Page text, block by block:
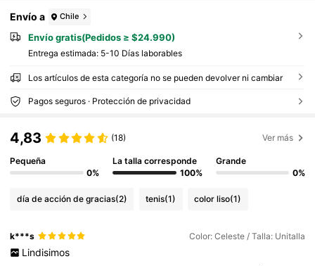
Envío a Chile
Envío gratis(Pedidos ≥ $24.990)
Entrega estimada: 5-10 Días laborables
Los artículos de esta categoría no se pueden devolver ni cambiar
Pagos seguros · Protección de privacidad
4,83 (18) Ver más
Pequeña
0%
La talla corresponde
100%
Grande
0%
día de acción de gracias(2) tenis(1) color liso(1)
k***s Color: Celeste / Talla: Unitalla
Lindisimos